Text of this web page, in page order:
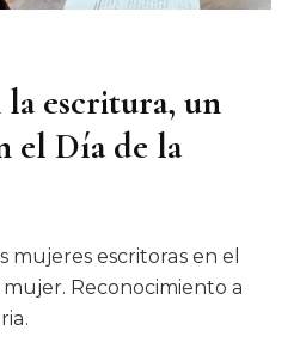
escritura, un
el Día de la
mujeres escritoras en el
Reconocimiento a